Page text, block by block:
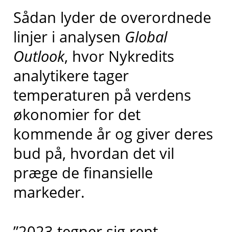
Sådan lyder de overordnede
linjer i analysen Global
Outlook, hvor Nykredits
analytikere tager
temperaturen på verdens
økonomier for det
kommende år og giver deres
bud på, hvordan det vil
præge de finansielle
markeder.